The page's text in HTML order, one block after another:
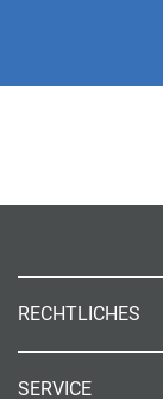
RECHTLICHES
SERVICE